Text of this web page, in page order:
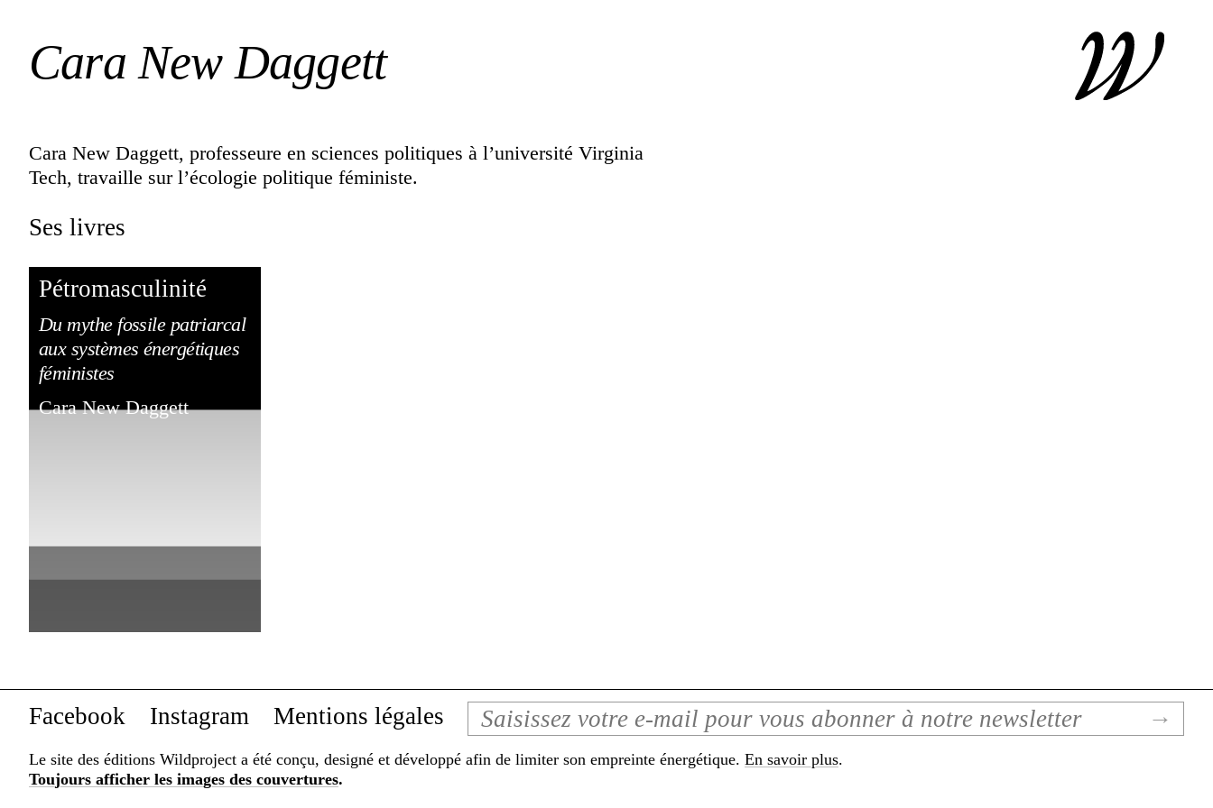
Cara New Daggett
Cara New Daggett, professeure en sciences politiques à l’université Virginia
Tech, travaille sur l’écologie politique féministe.
Ses livres
Pétromasculinité
Du mythe fossile patriarcal
aux systèmes énergétiques
féministes
Cara New Daggett
Facebook Instagram Mentions légales
Le site des éditions Wildproject a été conçu, designé et développé afin de limiter son empreinte énergétique. En savoir plus.
Toujours afficher les images des couvertures.